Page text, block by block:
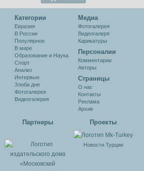
Категории
Евразия
В России
Популярное
В мире
Образование и Наука
Спорт
Анализ
Интервью
Злоба дня
Фотогалерея
Видеогалерея
Медиа
Фотогалерея
Видеогалеря
Карикатуры
Персоналии
Комментарии
Авторы
Cтраницы
О нас
Контакты
Реклама
Архив
Партнеры Проекты
Новости Турции